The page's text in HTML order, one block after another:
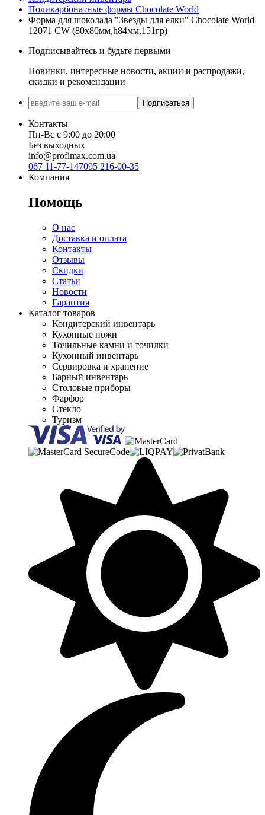
Поликарбонатные формы Chocolate World
Форма для шоколада "Звезды для елки" Chocolate World
12071 CW (80x80мм,h84мм,151гр)
Подписывайтесь и будьте первыми
Новинки, интересные новости, акции и распродажи,
скидки и рекомендации
Подписаться
Контакты
Пн-Вс с 9:00 до 20:00
Без выходных
info@profimax.com.ua
067 11-77-147095 216-00-35
Компания
Помощь
О нас
Доставка и оплата
Контакты
Отзывы
Скидки
Статьи
Новости
Гарантия
Каталог товаров
Кондитерский инвентарь
Кухонные ножи
Точильные камни и точилки
Кухонный инвентарь
Сервировка и хранение
Барный инвентарь
Столовые приборы
Фарфор
Стекло
Туризм